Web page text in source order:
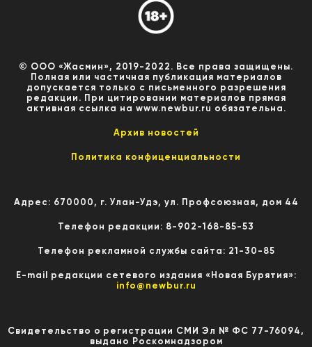
© ООО «Жасмин», 2019-2022. Все права защищены.
Полная или частичная публикация материалов
допускается только с письменного разрешения
редакции. При цитировании материалов прямая
активная ссылка на www.newbur.ru обязательна.
Архив новостей
Политика конфиценциальности
Адрес: 670000, г. Улан-Удэ, ул. Профсоюзная, дом 44
Телефон редакции: 8-902-168-85-53
Телефон рекламной службы сайта: 21-30-85
E-mail редакции сетевого издания «Новая Бурятия»:
info@newbur.ru
Свидетельство о регистрации СМИ Эл № ФС 77-76094,
выдано Роскомнадзором